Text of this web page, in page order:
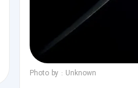
Photo by : Unknown